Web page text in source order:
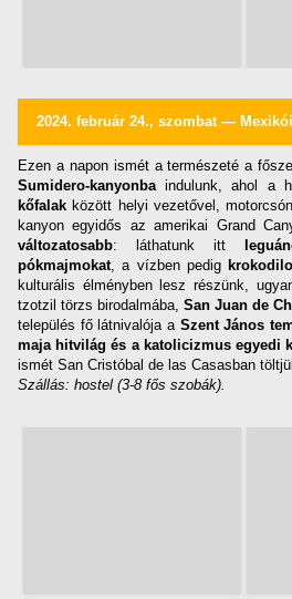
2024. február 24., szombat —
Ezen a napon ismét a természeté a
Sumidero-kanyonba indulunk, ahol a
kőfalak között helyi vezetővel,
kanyon egyidős az amerikai Grand
változatosabb: láthatunk itt
pókmajmokat , a vízben pedig
kulturális élményben lesz részünk,
tzotzil törzs birodalmába,San Juan de
település fő látnivalója a Szent János
maja hitvilág és a katolicizmus egyedi
ismét San Cristóbal de las Casasban
Szállás: hostel (3-8 fős szobák).